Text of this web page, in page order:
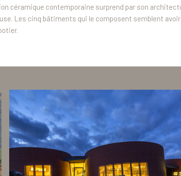
céramique contemporaine surprend par son
Les cinq bâtiments qui le composent semblent